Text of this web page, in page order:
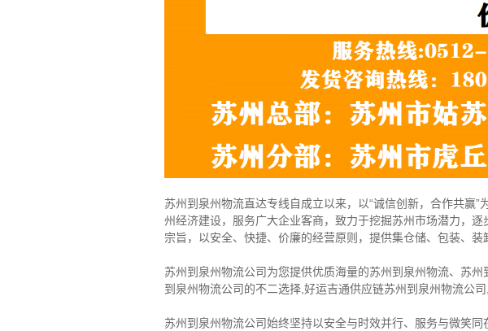
苏州到泉州物流直达专线自成立以来，以“诚信创新，合作共赢
州经济建设，服务广大企业客商，致力于挖掘苏州市场潜力，
宗旨，以安全、快捷、价廉的经营原则，提供集仓储、包装、
苏州到泉州物流公司为您提供优质海量的苏州到泉州物流、苏
到泉州物流公司的不二选择,好运吉通供应链苏州到泉州物流公
苏州到泉州物流公司始终坚持以安全与时效并行、服务与微笑